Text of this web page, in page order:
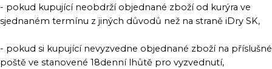
- pokud kupující neobdrží objednané zboží od kurýra ve
sjednaném termínu z jiných důvodů než na straně iDry SK,
- pokud si kupující nevyzvedne objednané zboží na příslušné
poště ve stanovené 18denní lhůtě pro vyzvednutí,